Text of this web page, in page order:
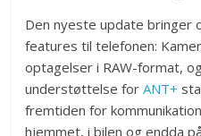
Den nyeste update bringer
features til telefonen:
optagelser i RAW-format,
understøttelse forANT+
fremtiden for
hjemmet, i bilen og endda